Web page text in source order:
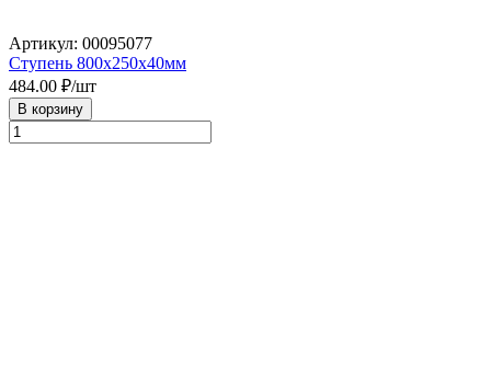
Артикул: 00095077
Ступень 800х250х40мм
484.00 ₽/шт
В корзину